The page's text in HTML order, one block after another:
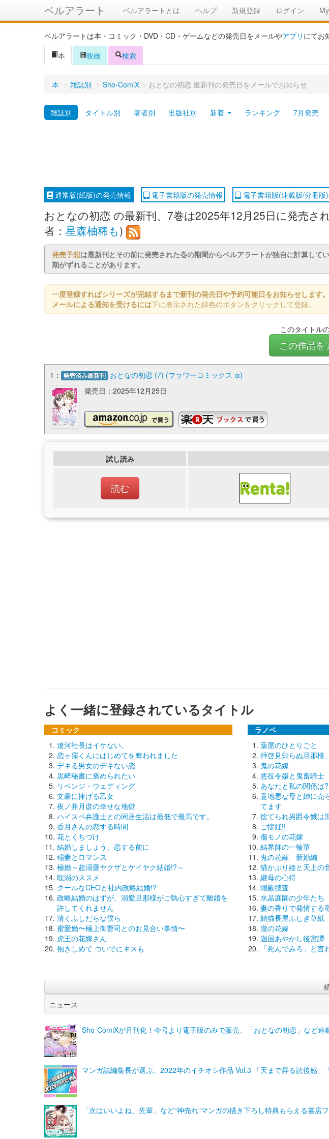
ベルアラート ベルアラートとは ヘルプ 新規登録 ログイン
ベルアラートは本・コミック・DVD・CD・ゲームなどの発売日をメールやアプリ にてお
本
映画 検索
本 > 雑誌別 > Sho-ComiX > おとなの初恋 最新刊の発売日をメールでお知らせ
雑誌別 タイトル別 著者別 出版社別 新着 ランキング 7月発売
通常版(紙版)の発売情報 電子書籍版の発売情報 電子書籍版(連載版/分冊版
おとなの初恋 の最新刊、7巻は2025年12月25日に発売さ
者： 星森柚稀も)
発売予想は最新刊とその前に発売された巻の期間からベルアラートが独自に計算し
期がずれることがあります。
一度登録すればシリーズが完結するまで新刊の発売日や予約可能日をお知らせします。
メールによる通知を受けるには下に表示された緑色のボタンをクリックして登録。
このタイトル
この作品を
1： 発売済み最新刊 おとなの初恋 (7) (フラワーコミックス α)
発売日：2025年12月25日
試し読み
読む
よく一緒に登録されているタイトル
コミック
遼河社長はイケない。
恋ヶ窪くんにはじめてを奪われました
デキる男女のデキない恋
黒崎秘書に褒められたい
リベンジ・ウェディング
文豪に捧げる乙女
夜ノ井月彦の幸せな地獄
ハイスペ弁護士との同居生活は最低で最高です。
香月さんの恋する時間
花とくちづけ
結婚しましょう、恋する前に
稲妻とロマンス
極婚～超溺愛ヤクザとケイヤク結婚!?～
耽溺のススメ
クールなCEOと社内政略結婚!?
政略結婚のはずが、溺愛旦那様がご執心すぎて離婚を
許してくれません
清くふしだらな僕ら
蜜愛婚〜極上御曹司とのお見合い事情〜
虎王の花嫁さん
抱きしめて ついでにキスも
ラノベ
薬屋のひとりごと
拝啓見知らぬ旦那様
鬼の花嫁
悪役令嬢と鬼畜騎士
あなたと私の関係は?
意地悪な母と姉に売
てます
捨てられ男爵令嬢は
ご懐妊‼
傷モノの花嫁
結界師の一輪華
鬼の花嫁 新婚編
猫かぶり姫と天上の
継母の心得
隠蔽捜査
水晶庭園の少年たち
妻の香りで発情する
鯖猫長屋ふしぎ草紙
朧の花嫁
迦国あやかし後宮譚
「死んでみろ」と言
ニュース
Sho-ComiXが月刊化！今号より電子版のみで販売、「おとなの初恋」など連
マンガ誌編集長が選ぶ、2022年のイチオシ作品 Vol.3 「天まで昇る読後感
「次はいいよね、先輩」など“神売れ”マンガの描き下ろし特典もらえる書店